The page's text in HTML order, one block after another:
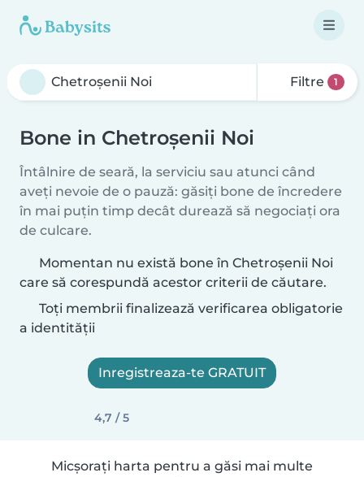
Filtre 1
Bone in Chetroşenii Noi
Întâlnire de seară, la serviciu sau atunci când
aveți nevoie de o pauză: găsiți bone de încredere
în mai puțin timp decât durează să negociați ora
de culcare.
Momentan nu există bone în Chetroşenii Noi
care să corespundă acestor criterii de căutare.
Toți membrii finalizează verificarea obligatorie
a identității
Inregistreaza-te GRATUIT
4,7 / 5
Micșorați harta pentru a găsi mai multe